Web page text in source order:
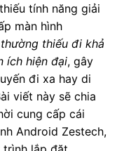
tính năng giải
màn hình
thiếu đi khả
ích hiện đại, gây
đi xa hay di
viết này sẽ chia
cung cấp cái
Android Zestech,